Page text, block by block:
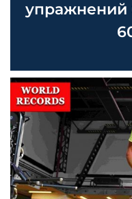
упражнений